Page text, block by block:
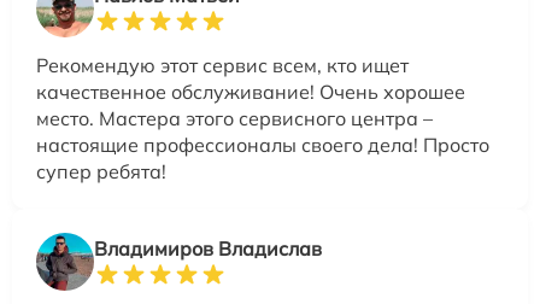
Рекомендую этот сервис всем, кто ищет
качественное обслуживание! Очень хорошее
место. Мастера этого сервисного центра –
настоящие профессионалы своего дела! Просто
супер ребята!
Владимиров Владислав